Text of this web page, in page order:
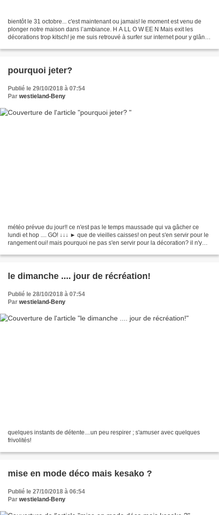
bientôt le 31 octobre... c'est maintenant ou jamais! le moment est venu de
plonger notre maison dans l’ambiance. H A LL O W EE N Mais exit les
décorations trop kitsch! je me suis retrouvé à surfer sur internet pour y glâner
pourquoi jeter?
Publié le 29/10/2018 à 07:54
Par westieland-Beny
météo prévue du jour!! ce n'est pas le temps maussade qui va gâcher ce
lundi et hop .... GO! ↓↓↓ ► que de vieilles caisses! on peut s'en servir pour le
rangement oui! mais pourquoi ne pas s'en servir pour la décoration? il n'y
le dimanche .... jour de récréation!
Publié le 28/10/2018 à 07:54
Par westieland-Beny
quelques instants de détente....un peu respirer ; s'amuser avec quelques
frivolités!
mise en mode déco mais kesako ?
Publié le 27/10/2018 à 06:54
Par westieland-Beny